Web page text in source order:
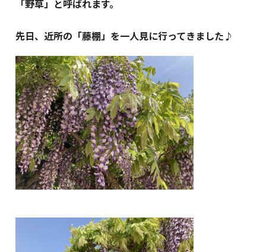
「野草」と呼ばれます。
先日、近所の「藤棚」を一人見に行ってきました♪